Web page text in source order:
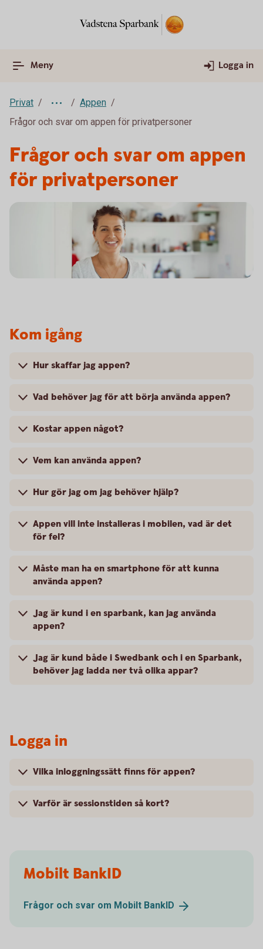
Meny Logga in
Privat
Appen
Frågor och svar om appen för privatpersoner
Frågor och svar om appen
för privatpersoner
Kom igång
Hur skaffar jag appen?
Vad behöver jag för att börja använda appen?
Kostar appen något?
Vem kan använda appen?
Hur gör jag om jag behöver hjälp?
Appen vill inte installeras i mobilen, vad är det
för fel?
Måste man ha en smartphone för att kunna
använda appen?
Jag är kund i en sparbank, kan jag använda
appen?
Jag är kund både i Swedbank och i en Sparbank,
behöver jag ladda ner två olika appar?
Logga in
Vilka inloggningssätt finns för appen?
Varför är sessionstiden så kort?
Mobilt BankID
Frågor och svar om Mobilt BankID